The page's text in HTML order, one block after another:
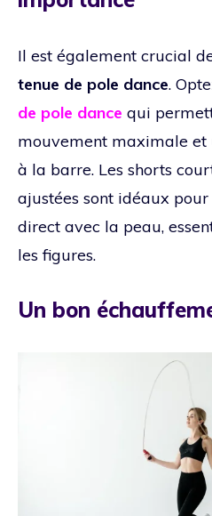
Il est également crucial
tenue de pole dance.
de pole dance qui
mouvement maximale et
à la barre. Les shorts
ajustées sont idéaux
direct avec la peau,
les figures.
Un bon